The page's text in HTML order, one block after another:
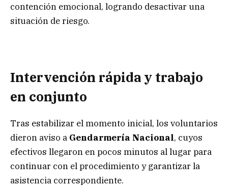
contención emocional, logrando desactivar una
situación de riesgo.
Intervención rápida y trabajo
en conjunto
Tras estabilizar el momento inicial, los voluntarios
dieron aviso a Gendarmería Nacional, cuyos
efectivos llegaron en pocos minutos al lugar para
continuar con el procedimiento y garantizar la
asistencia correspondiente.